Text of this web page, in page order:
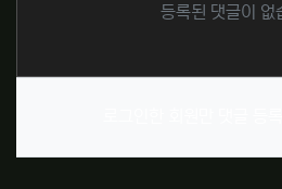
등록된 댓글이 없